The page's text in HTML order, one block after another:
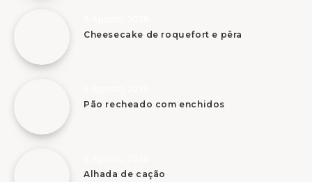
Cheesecake de roquefort e pêra
Pão recheado com enchidos
Alhada de cação